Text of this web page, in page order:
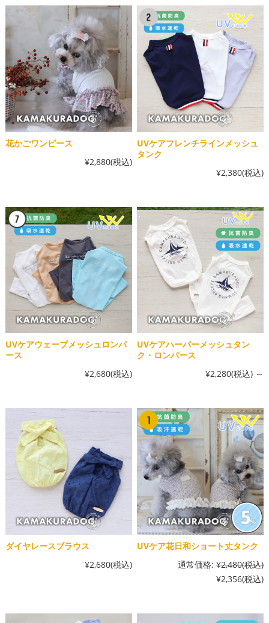
花かごワンピース
¥2,880(税込)
UVケアフレンチラインメッシュ
タンク
¥2,380(税込)
UVケアウェーブメッシュロンパ
ース
¥2,680(税込)
UVケアハーバーメッシュタン
ク・ロンパース
¥2,280(税込) ～
ダイヤレースブラウス
¥2,680(税込)
UVケア花日和ショート丈タンク
通常価格: ¥2,480(税込)
¥2,356(税込)